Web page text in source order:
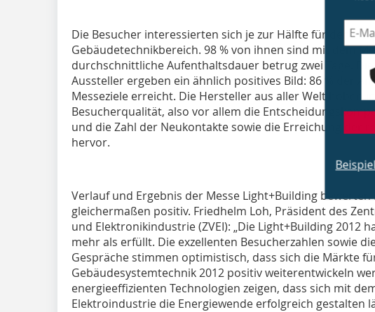
Die Besucher interessierten sich je zur Hälfte für den
Gebäudetechnikbereich. 98 % von ihnen sind mit dem
durchschnittliche Aufenthaltsdauer betrug zwei Tage.
Aussteller ergeben ein ähnlich positives Bild: 86 % der
Messeziele erreicht. Die Hersteller aus aller Welt hoben
Besucherqualität, also vor allem die
und die Zahl der Neukontakte sowie die Erreichung der
hervor.
Verlauf und Ergebnis der Messe Light+Building
gleichermaßen positiv. Friedhelm Loh, Präsident des
und Elektronikindustrie (ZVEI): „Die Light+Building 2012
mehr als erfüllt. Die exzellenten Besucherzahlen sowie
Gespräche stimmen optimistisch, dass sich die Märkte
Gebäudesystemtechnik 2012 positiv weiterentwickeln
energieeffizienten Technologien zeigen, dass sich mit
Elektroindustrie die Energiewende erfolgreich gestalten